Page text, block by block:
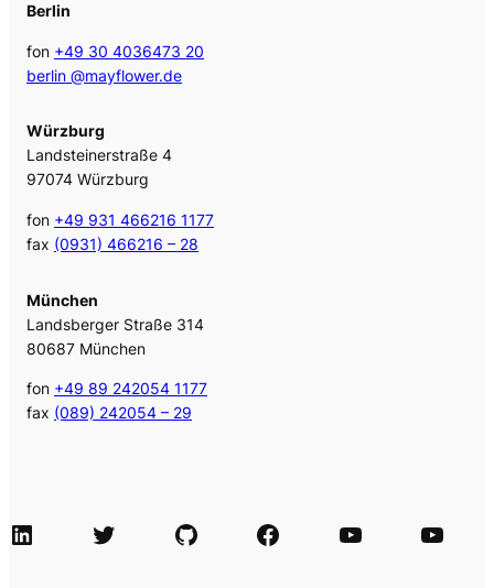
Berlin
fon +49 30 4036473 20
berlin @mayflower.de
Würzburg
Landsteinerstraße 4
97074 Würzburg
fon +49 931 466216 1177
fax (0931) 466216 – 28
München
Landsberger Straße 314
80687 München
fon +49 89 242054 1177
fax (089) 242054 – 29
LinkedIn Twitter GitHub Facebook Agile Videos Tech-Videos